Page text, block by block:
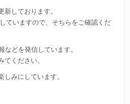
しております。
ていますので、そちらをご確認くだ
などを発信しています。
ください。
みにしています。